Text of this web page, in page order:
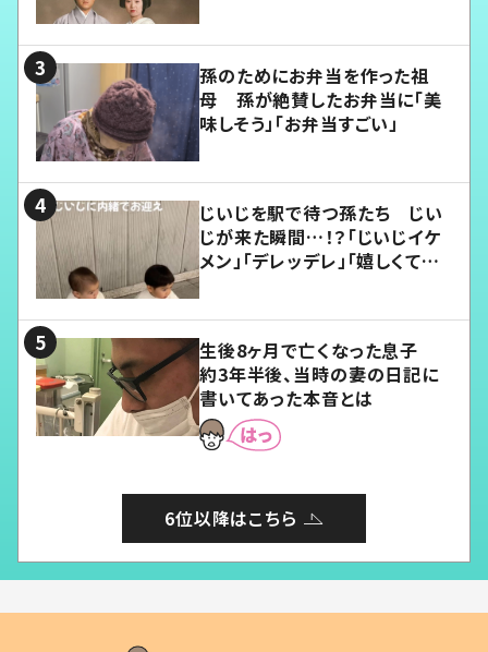
孫のためにお弁当を作った祖
母 孫が絶賛したお弁当に「美
味しそう」「お弁当すごい」
じいじを駅で待つ孫たち じい
じが来た瞬間…！？「じいじイケ
メン」「デレッデレ」「嬉しくて可
生後8ヶ月で亡くなった息子
約3年半後、当時の妻の日記に
書いてあった本音とは
6位以降はこちら